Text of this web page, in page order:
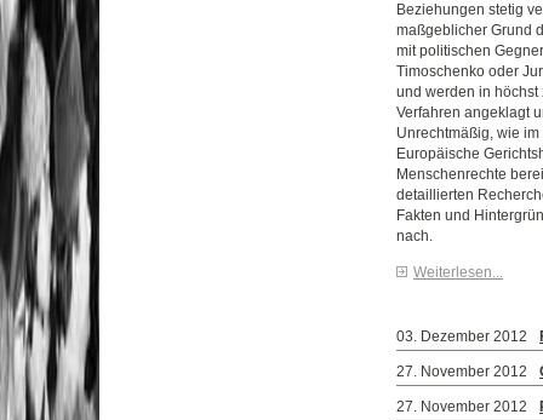
Beziehungen stetig
maßgeblicher Grund
mit politischen
Timoschenko oder
und werden in höchst
Verfahren angeklagt
Unrechtmäßig, wie
Europäische
Menschenrechte
detaillierten
Fakten und
nach.
Weiterlesen...
03. Dezember 2012
27. November 2012
27. November 2012